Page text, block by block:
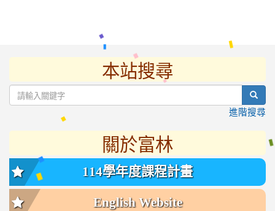
本站搜尋
進階搜尋
關於富林
114學年度課程計畫
English Website